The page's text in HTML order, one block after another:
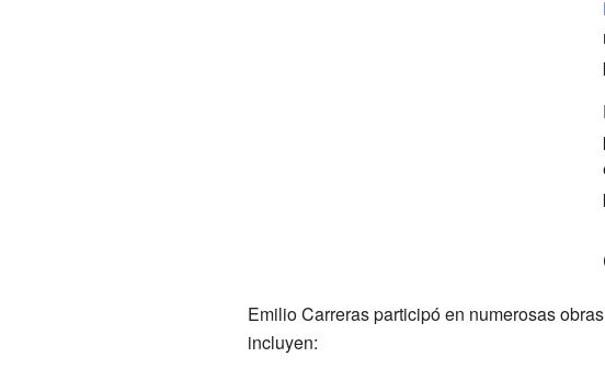
Emilio Carreras participó en numerosas
incluyen: